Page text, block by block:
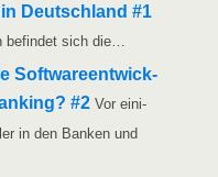
Deutsch­land #1
befin­det sich die…
Soft­ware­ent­wick­
#2 Vor eini­
in den Ban­ken und